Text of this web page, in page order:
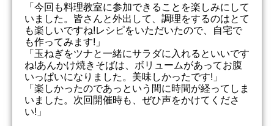
「今回も料理教室に参加できることを楽しみにして
いました。皆さんと外出して、調理をするのはとて
も楽しいですね!レシピをいただいたので、自宅で
も作ってみます!」
「玉ねぎをツナと一緒にサラダに入れるといいです
ね!あんかけ焼きそばは、ボリュームがあってお腹
いっぱいになりました。美味しかったです!」
「楽しかったのであっという間に時間が経ってしま
いました。次回開催時も、ぜひ声をかけてくださ
い!」